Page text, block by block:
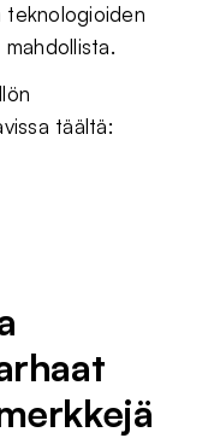
teknologioiden
täältä: